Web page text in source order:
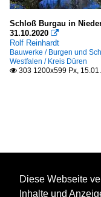
Schloß Burgau in
31.10.2020 
Rolf Reinhardt
Bauwerke / Burgen und
Westfalen / Kreis Düren
 303 1200x599 Px,
Diese Webseite
Inhalte und